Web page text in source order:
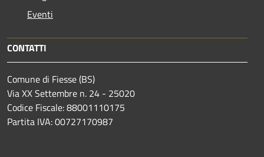
Eventi
CONTATTI
Comune di Fiesse (BS)
Via XX Settembre n. 24 - 25020
Codice Fiscale: 88001110175
Partita IVA: 00727170987